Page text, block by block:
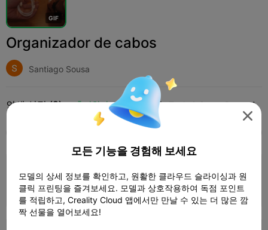
GIF
Organizador de cabos
Santiago Sousa
인쇄 설정 (2) 추가하다 Household  Tools & Spare Parts 
0.2mm layer, 3 walls, 15% infill
 16m 29s  1 플레이트  2.58g

모든 기능을 경험해 보세요
모델의 상세 정보를 확인하고, 원활한 클라우드 슬라이싱과 원
클릭 프린팅을 즐겨보세요. 모델과 상호작용하여 독점 포인트
를 적립하고, Creality Cloud 앱에서만 만날 수 있는 더 많은 깜
짝 선물을 열어보세요!